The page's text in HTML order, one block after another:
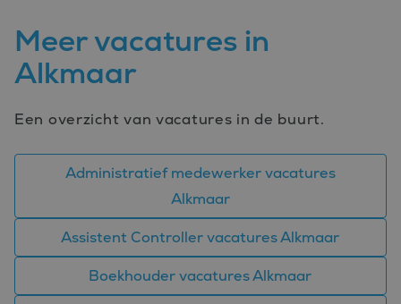
Meer vacatures in
Alkmaar
Een overzicht van vacatures in de buurt.
Administratief medewerker vacatures
Alkmaar
Assistent Controller vacatures Alkmaar
Boekhouder vacatures Alkmaar